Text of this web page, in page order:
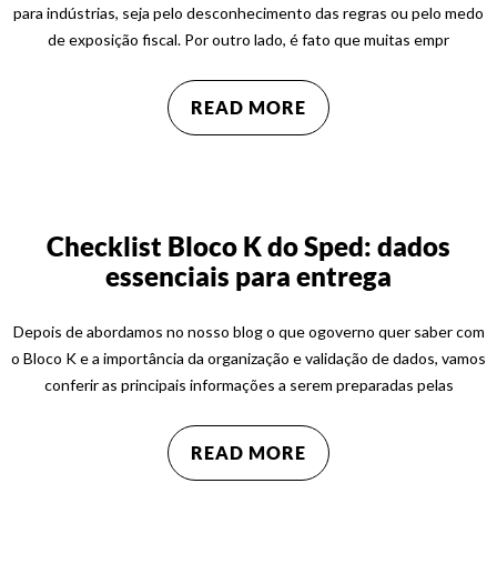
para indústrias, seja pelo desconhecimento das regras ou pelo medo
de exposição fiscal. Por outro lado, é fato que muitas empr
READ MORE
Checklist Bloco K do Sped: dados
essenciais para entrega
Depois de abordamos no nosso blog o que ogoverno quer saber com
o Bloco K e a importância da organização e validação de dados, vamos
conferir as principais informações a serem preparadas pelas
READ MORE